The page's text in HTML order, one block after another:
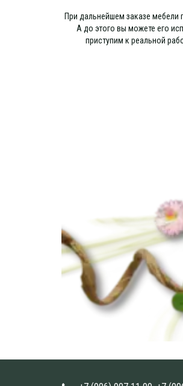
При дальнейшем заказе мебели
А до этого вы можете его
приступим к реальной